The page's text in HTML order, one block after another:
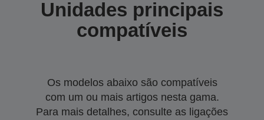
Unidades principais
compatíveis
Os modelos abaixo são compatíveis
com um ou mais artigos nesta gama.
Para mais detalhes, consulte as ligações